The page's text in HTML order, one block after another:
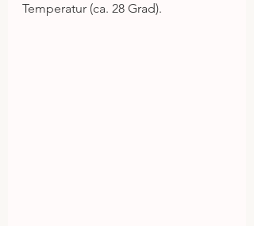
Temperatur (ca. 28 Grad).